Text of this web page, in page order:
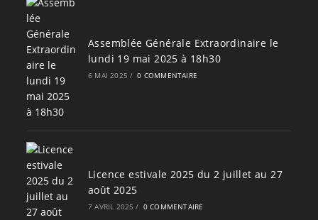
Assemblée Générale Extraordinaire le
lundi 19 mai 2025 à 18h30
6 MAI 2025 / 0 COMMENTAIRE
Licence estivale 2025 du 2 juillet au 27
août 2025
7 AVRIL 2025 / 0 COMMENTAIRE